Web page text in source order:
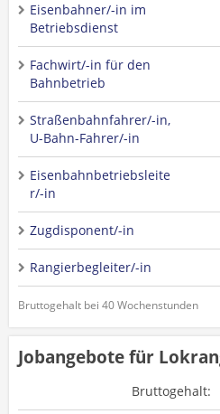
Eisenbahner/-in im
Betriebsdienst
Fachwirt/-in für den
Bahnbetrieb
Straßenbahnfahrer/-in,
U-Bahn-Fahrer/-in
Eisenbahnbetriebsleite
r/-in
Zugdisponent/-in
Rangierbegleiter/-in
Bruttogehalt bei 40 Wochenstunden
Jobangebote für
Bruttogehalt: